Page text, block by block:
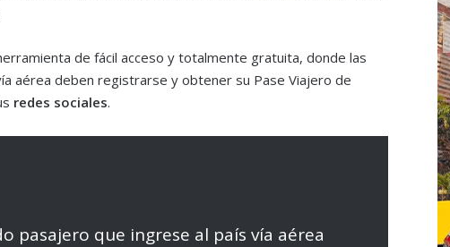
de fácil acceso y totalmente gratuita, donde las
aérea deben registrarse y obtener su Pase Viajero de
redes sociales.
pasajero que ingrese al país vía aérea